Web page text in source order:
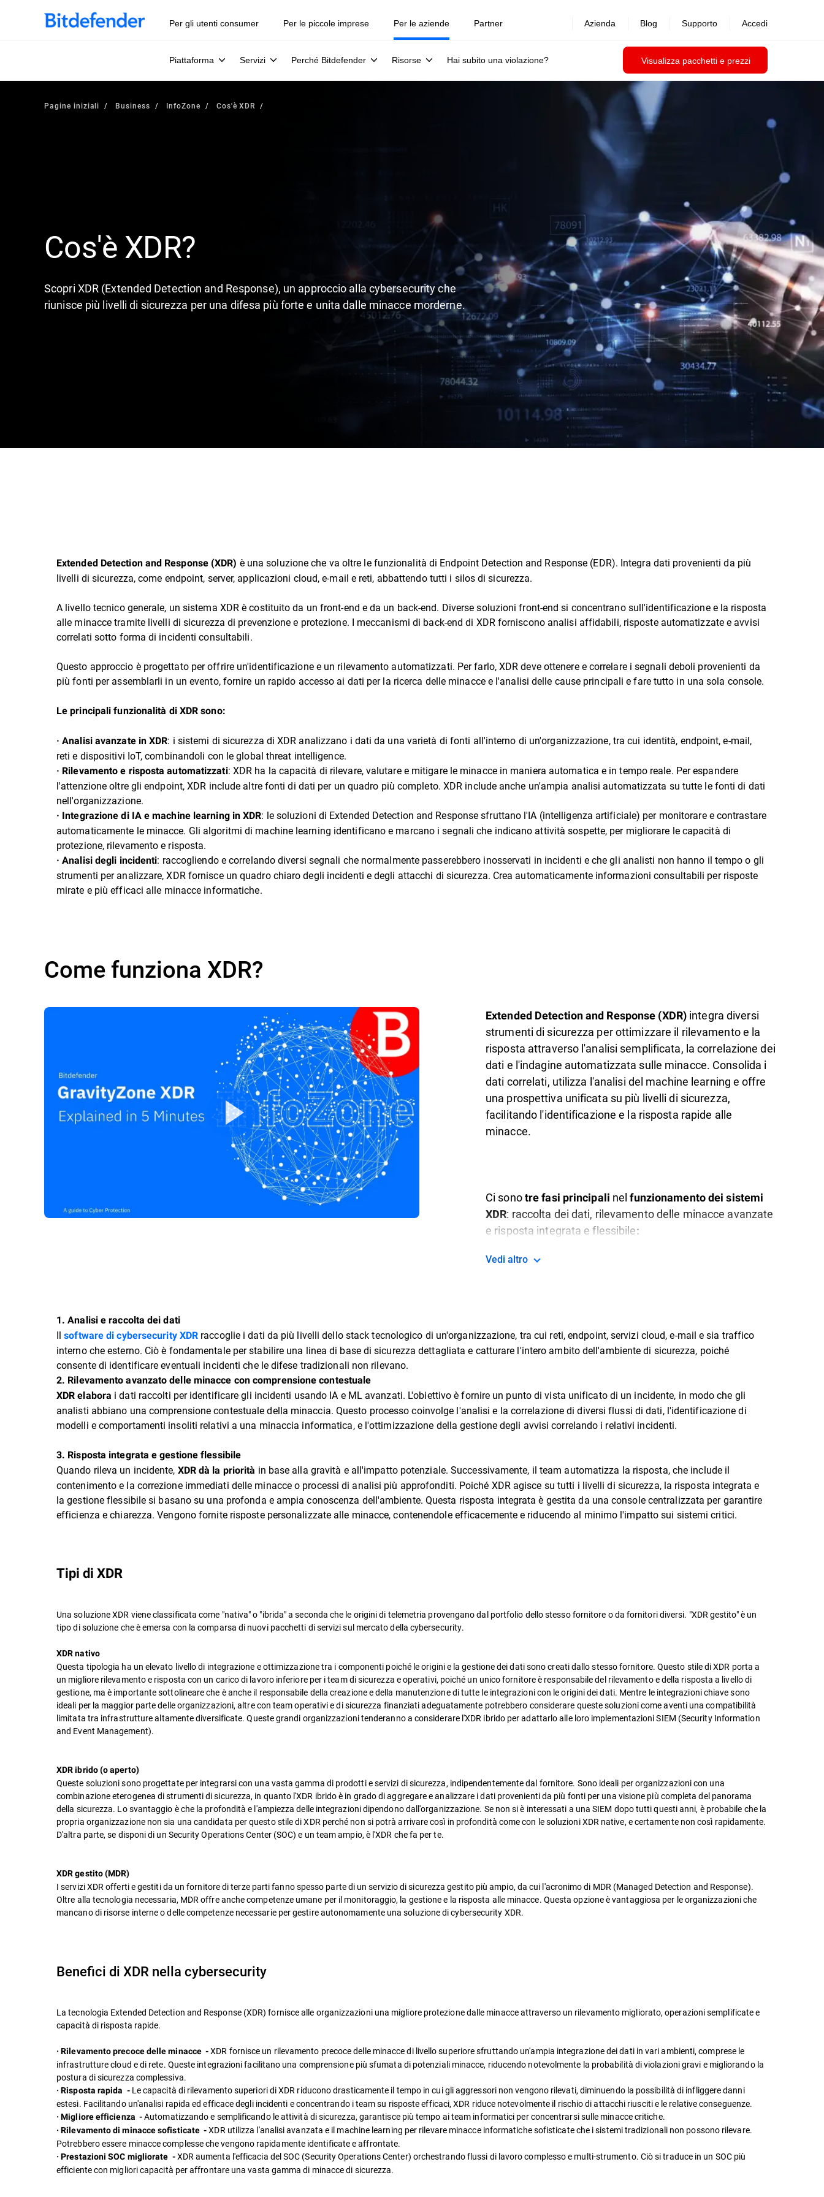
Per gli utenti consumer Per le piccole imprese Per le aziende
Piattaforma Servizi Perché Bitdefender Risorse Hai subito una violazione? Visualizza pacchetti e prezzi
Partner Azienda Blog Supporto Accedi
Pagine iniziali Business InfoZone Cos'è XDR
Cos'è XDR?
Scopri XDR (Extended Detection and Response), un approccio alla cybersecurity che
riunisce più livelli di sicurezza per una difesa più forte e unita dalle minacce morderne.
Extended Detection and Response (XDR) è una soluzione che va oltre le funzionalità di Endpoint Detection and Response (EDR). Integra dati provenienti da più
livelli di sicurezza, come endpoint, server, applicazioni cloud, e-mail e reti, abbattendo tutti i silos di sicurezza.
A livello tecnico generale, un sistema XDR è costituito da un front-end e da un back-end. Diverse soluzioni front-end si concentrano sull'identificazione e la risposta
alle minacce tramite livelli di sicurezza di prevenzione e protezione. I meccanismi di back-end di XDR forniscono analisi affidabili, risposte automatizzate e avvisi
correlati sotto forma di incidenti consultabili.
Questo approccio è progettato per offrire un'identificazione e un rilevamento automatizzati. Per farlo, XDR deve ottenere e correlare i segnali deboli provenienti da
più fonti per assemblarli in un evento, fornire un rapido accesso ai dati per la ricerca delle minacce e l'analisi delle cause principali e fare tutto in una sola console.
Le principali funzionalità di XDR sono:
· Analisi avanzate in XDR: i sistemi di sicurezza di XDR analizzano i dati da una varietà di fonti all'interno di un'organizzazione, tra cui identità, endpoint, e-mail,
reti e dispositivi IoT, combinandoli con le global threat intelligence.
· Rilevamento e risposta automatizzati: XDR ha la capacità di rilevare, valutare e mitigare le minacce in maniera automatica e in tempo reale. Per espandere
l'attenzione oltre gli endpoint, XDR include altre fonti di dati per un quadro più completo. XDR include anche un'ampia analisi automatizzata su tutte le fonti di dati
nell'organizzazione.
· Integrazione di IA e machine learning in XDR: le soluzioni di Extended Detection and Response sfruttano l'IA (intelligenza artificiale) per monitorare e contrastare
automaticamente le minacce. Gli algoritmi di machine learning identificano e marcano i segnali che indicano attività sospette, per migliorare le capacità di
protezione, rilevamento e risposta.
· Analisi degli incidenti: raccogliendo e correlando diversi segnali che normalmente passerebbero inosservati in incidenti e che gli analisti non hanno il tempo o gli
strumenti per analizzare, XDR fornisce un quadro chiaro degli incidenti e degli attacchi di sicurezza. Crea automaticamente informazioni consultabili per risposte
mirate e più efficaci alle minacce informatiche.
Come funziona XDR?
Extended Detection and Response (XDR) integra diversi
strumenti di sicurezza per ottimizzare il rilevamento e la
risposta attraverso l'analisi semplificata, la correlazione dei
dati e l'indagine automatizzata sulle minacce. Consolida i
dati correlati, utilizza l'analisi del machine learning e offre
una prospettiva unificata su più livelli di sicurezza,
facilitando l'identificazione e la risposta rapide alle
minacce.
Ci sonotre fasi principali nelfunzionamento dei sistemi
XDR: raccolta dei dati, rilevamento delle minacce avanzate
e risposta integrata e flessibile:
Vedi altro
1. Analisi e raccolta dei dati
Ilsoftware di cybersecurity XDR raccoglie i dati da più livelli dello stack tecnologico di un'organizzazione, tra cui reti, endpoint, servizi cloud, e-mail e sia traffico
interno che esterno. Ciò è fondamentale per stabilire una linea di base di sicurezza dettagliata e catturare l'intero ambito dell'ambiente di sicurezza, poiché
consente di identificare eventuali incidenti che le difese tradizionali non rilevano.
2. Rilevamento avanzato delle minacce con comprensione contestuale
XDR elabora i dati raccolti per identificare gli incidenti usando IA e ML avanzati. L'obiettivo è fornire un punto di vista unificato di un incidente, in modo che gli
analisti abbiano una comprensione contestuale della minaccia. Questo processo coinvolge l'analisi e la correlazione di diversi flussi di dati, l'identificazione di
modelli e comportamenti insoliti relativi a una minaccia informatica, e l'ottimizzazione della gestione degli avvisi correlando i relativi incidenti.
3. Risposta integrata e gestione flessibile
Quando rileva un incidente, XDR dà la priorità in base alla gravità e all'impatto potenziale. Successivamente, il team automatizza la risposta, che include il
contenimento e la correzione immediati delle minacce o processi di analisi più approfonditi. Poiché XDR agisce su tutti i livelli di sicurezza, la risposta integrata e
la gestione flessibile si basano su una profonda e ampia conoscenza dell'ambiente. Questa risposta integrata è gestita da una console centralizzata per garantire
efficienza e chiarezza. Vengono fornite risposte personalizzate alle minacce, contenendole efficacemente e riducendo al minimo l'impatto sui sistemi critici.
Tipi di XDR
Una soluzione XDR viene classificata come "nativa" o "ibrida" a seconda che le origini di telemetria provengano dal portfolio dello stesso fornitore o da fornitori diversi. "XDR gestito" è un
tipo di soluzione che è emersa con la comparsa di nuovi pacchetti di servizi sul mercato della cybersecurity.
XDR nativo
Questa tipologia ha un elevato livello di integrazione e ottimizzazione tra i componenti poiché le origini e la gestione dei dati sono creati dallo stesso fornitore. Questo stile di XDR porta a
un migliore rilevamento e risposta con un carico di lavoro inferiore per i team di sicurezza e operativi, poiché un unico fornitore è responsabile del rilevamento e della risposta a livello di
gestione, ma è importante sottolineare che è anche il responsabile della creazione e della manutenzione di tutte le integrazioni con le origini dei dati. Mentre le integrazioni chiave sono
ideali per la maggior parte delle organizzazioni, altre con team operativi e di sicurezza finanziati adeguatamente potrebbero considerare queste soluzioni come aventi una compatibilità
limitata tra infrastrutture altamente diversificate. Queste grandi organizzazioni tenderanno a considerare l'XDR ibrido per adattarlo alle loro implementazioni SIEM (Security Information
and Event Management).
XDR ibrido (o aperto)
Queste soluzioni sono progettate per integrarsi con una vasta gamma di prodotti e servizi di sicurezza, indipendentemente dal fornitore. Sono ideali per organizzazioni con una
combinazione eterogenea di strumenti di sicurezza, in quanto l'XDR ibrido è in grado di aggregare e analizzare i dati provenienti da più fonti per una visione più completa del panorama
della sicurezza. Lo svantaggio è che la profondità e l'ampiezza delle integrazioni dipendono dall'organizzazione. Se non si è interessati a una SIEM dopo tutti questi anni, è probabile che la
propria organizzazione non sia una candidata per questo stile di XDR perché non si potrà arrivare così in profondità come con le soluzioni XDR native, e certamente non così rapidamente.
D'altra parte, se disponi di un Security Operations Center (SOC) e un team ampio, è l'XDR che fa per te.
XDR gestito (MDR)
I servizi XDR offerti e gestiti da un fornitore di terze parti fanno spesso parte di un servizio di sicurezza gestito più ampio, da cui l'acronimo di MDR (Managed Detection and Response).
Oltre alla tecnologia necessaria, MDR offre anche competenze umane per il monitoraggio, la gestione e la risposta alle minacce. Questa opzione è vantaggiosa per le organizzazioni che
mancano di risorse interne o delle competenze necessarie per gestire autonomamente una soluzione di cybersecurity XDR.
Benefici di XDR nella cybersecurity
La tecnologia Extended Detection and Response (XDR) fornisce alle organizzazioni una migliore protezione dalle minacce attraverso un rilevamento migliorato, operazioni semplificate e
capacità di risposta rapide.
· Rilevamento precoce delle minacce -XDR fornisce un rilevamento precoce delle minacce di livello superiore sfruttando un'ampia integrazione dei dati in vari ambienti, comprese le
infrastrutture cloud e di rete. Queste integrazioni facilitano una comprensione più sfumata di potenziali minacce, riducendo notevolmente la probabilità di violazioni gravi e migliorando la
postura di sicurezza complessiva.
· Risposta rapida - Le capacità di rilevamento superiori di XDR riducono drasticamente il tempo in cui gli aggressori non vengono rilevati, diminuendo la possibilità di infliggere danni
estesi. Facilitando un'analisi rapida ed efficace degli incidenti e concentrando i team su risposte efficaci, XDR riduce notevolmente il rischio di attacchi riusciti e le relative conseguenze.
· Migliore efficienza -Automatizzando e semplificando le attività di sicurezza, garantisce più tempo ai team informatici per concentrarsi sulle minacce critiche.
· Rilevamento di minacce sofisticate -XDR utilizza l'analisi avanzata e il machine learning per rilevare minacce informatiche sofisticate che i sistemi tradizionali non possono rilevare.
Potrebbero essere minacce complesse che vengono rapidamente identificate e affrontate.
· Prestazioni SOC migliorate -XDR aumenta l'efficacia del SOC (Security Operations Center) orchestrando flussi di lavoro complesso e multi-strumento. Ciò si traduce in un SOC più
efficiente con migliori capacità per affrontare una vasta gamma di minacce di sicurezza.